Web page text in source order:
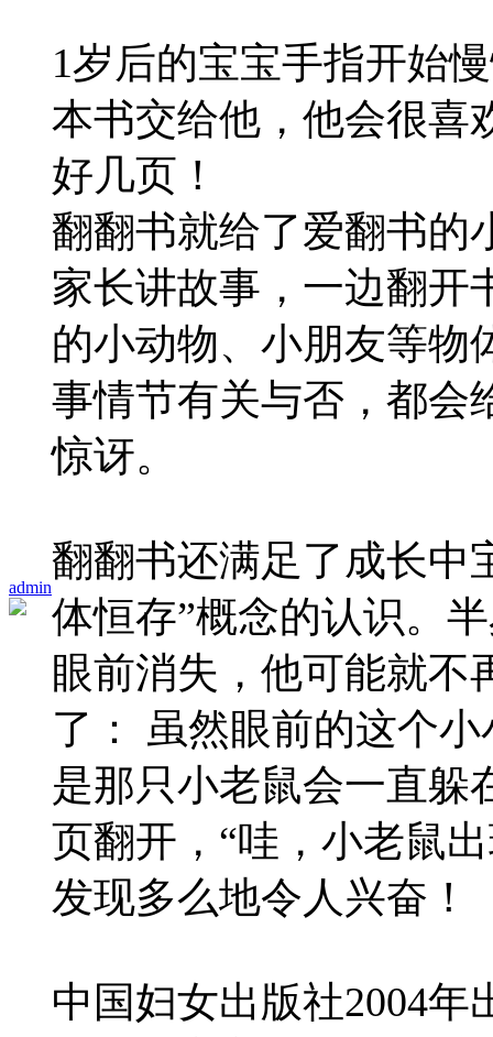
admin
1岁后的宝宝手指开始
本书交给他，他会很喜
好几页！
翻翻书就给了爱翻书的
家长讲故事，一边翻开
的小动物、小朋友等物
事情节有关与否，都会
惊讶。
翻翻书还满足了成长中
体恒存”概念的认识。
眼前消失，他可能就不
了： 虽然眼前的这个
是那只小老鼠会一直躲
页翻开，“哇，小老鼠
发现多么地令人兴奋！
中国妇女出版社2004